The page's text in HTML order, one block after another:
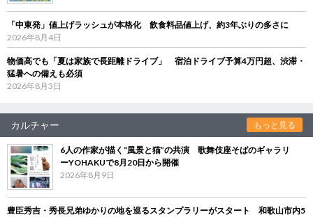
「中東発」値上げラッシュが本格化 飲食料品値上げ、約3年ぶりの多さに
2026年8月4日
物価高でも「夏は家族で長距離ドライブ」 宿泊ドライブ予算4万円超、渋滞・
猛暑への備えも必須
2026年8月3日
カルチャー もっと見る
6人の作家が描く“風景と猫”の共演 歌舞伎座そばのギャラリ
ーYOHAKUで8月20日から開催
2026年8月9日
豊臣秀吉・秀長兄弟ゆかりの地を巡るスタンプラリーがスタート 和歌山市内5